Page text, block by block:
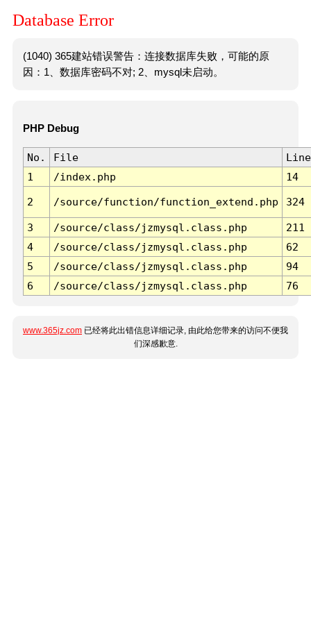
Database Error
(1040) 365建站错误警告：连接数据库失败，可能的原
因：1、数据库密码不对; 2、mysql未启动。
PHP Debug
No. File
Line
1
/index.php 14
2 /source/function/function_extend.php 324
3 /source/class/jzmysql.class.php
211
4
/source/class/jzmysql.class.php
62
5
/source/class/jzmysql.class.php
94
6
/source/class/jzmysql.class.php 76
www.365jz.com 已经将此出错信息详细记录, 由此给您带来的访问不便我
们深感歉意.